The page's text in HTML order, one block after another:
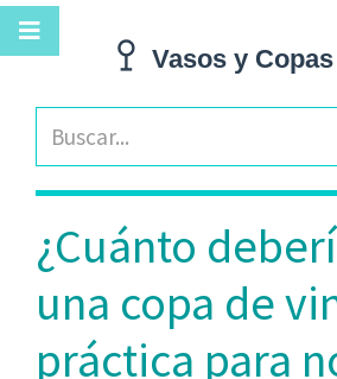
¿Cuánto
una copa de
práctica para